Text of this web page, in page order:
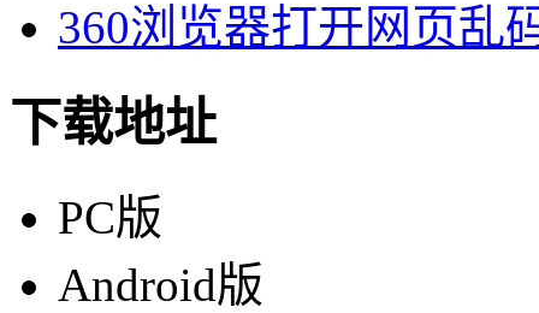
360浏览器打开网页乱
下载地址
PC版
Android版